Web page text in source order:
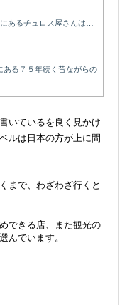
あるチュロス屋さんは…
ある７５年続く昔ながらの
いているを良く見かけ
ルは日本の方が上に間
まで、わざわざ行くと
できる店、また観光の
んでいます。